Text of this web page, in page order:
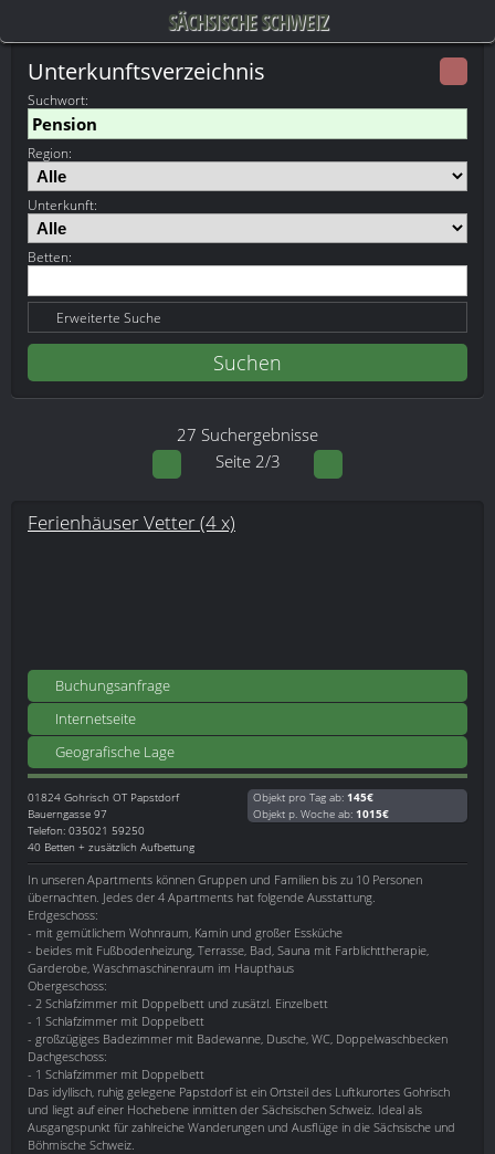
SÄCHSISCHE SCHWEIZ
Unterkunftsverzeichnis
Suchwort:
Region:
Unterkunft:
Betten:
Erweiterte Suche
27 Suchergebnisse
Seite 2/3
Ferienhäuser Vetter (4 x)
Buchungsanfrage
Internetseite
Geografische Lage
01824 Gohrisch OT Papstdorf
Bauerngasse 97
Telefon: 035021 59250
40 Betten + zusätzlich Aufbettung
Objekt pro Tag ab: 145€
Objekt p. Woche ab: 1015€
In unseren Apartments können Gruppen und Familien bis zu 10 Personen
übernachten. Jedes der 4 Apartments hat folgende Ausstattung.
Erdgeschoss:
- mit gemütlichem Wohnraum, Kamin und großer Essküche
- beides mit Fußbodenheizung, Terrasse, Bad, Sauna mit Farblichttherapie,
Garderobe, Waschmaschinenraum im Haupthaus
Obergeschoss:
- 2 Schlafzimmer mit Doppelbett und zusätzl. Einzelbett
- 1 Schlafzimmer mit Doppelbett
- großzügiges Badezimmer mit Badewanne, Dusche, WC, Doppelwaschbecken
Dachgeschoss:
- 1 Schlafzimmer mit Doppelbett
Das idyllisch, ruhig gelegene Papstdorf ist ein Ortsteil des Luftkurortes Gohrisch
und liegt auf einer Hochebene inmitten der Sächsischen Schweiz. Ideal als
Ausgangspunkt für zahlreiche Wanderungen und Ausflüge in die Sächsische und
Böhmische Schweiz.